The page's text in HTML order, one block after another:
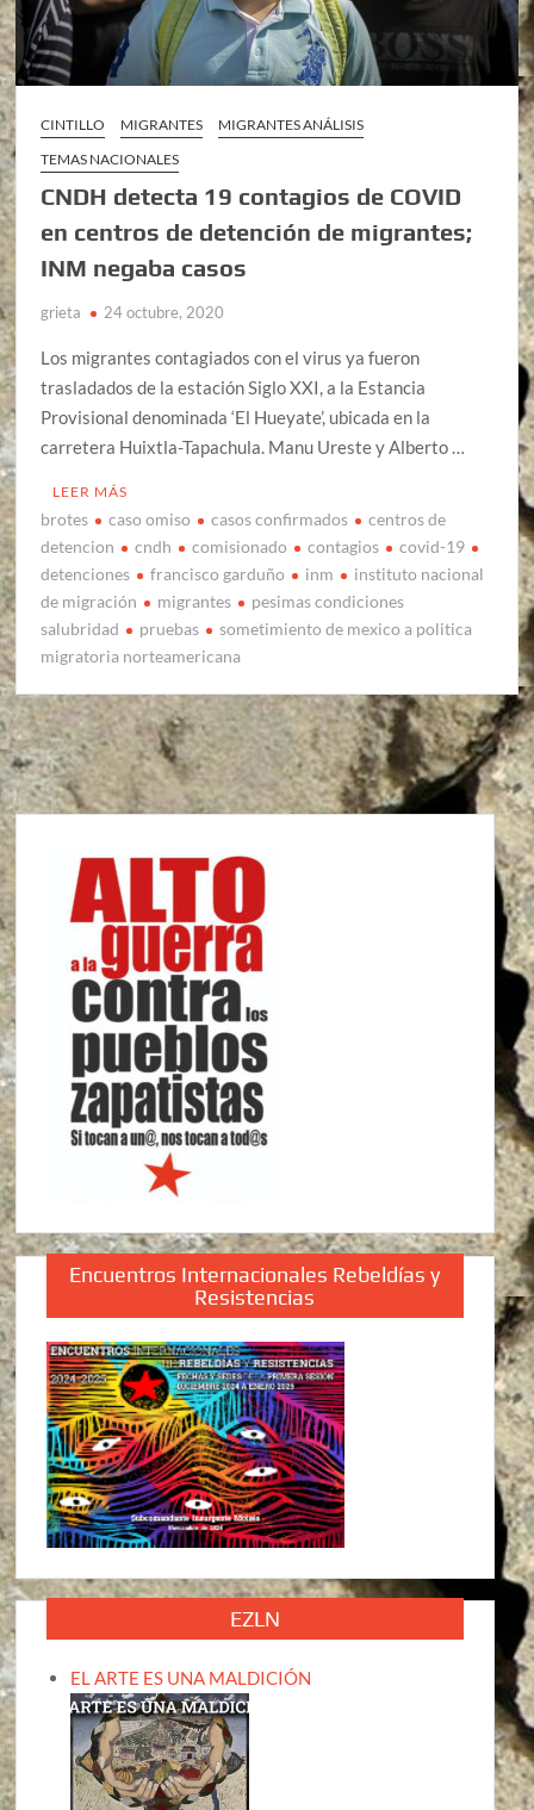
CINTILLO MIGRANTES
MIGRANTES ANÁLISIS
TEMAS NACIONALES
CNDH detecta 19 contagios de COVID
en centros de detención de migrantes;
INM negaba casos
grieta 24 octubre, 2020
Los migrantes contagiados con el virus ya fueron
trasladados de la estación Siglo XXI, a la Estancia
Provisional denominada ‘El Hueyate’, ubicada en la
carretera Huixtla-Tapachula. Manu Ureste y Alberto …
LEER MÁS
brotes caso omiso casos confirmados
centros de
detencion
cndh comisionado contagios
covid-19
detenciones
francisco garduño inm
instituto nacional
de migración
migrantes
pesimas condiciones
salubridad
pruebas
sometimiento de mexico a politica
migratoria norteamericana
Encuentros Internacionales Rebeldías y
Resistencias
EZLN
EL ARTE ES UNA MALDICIÓN